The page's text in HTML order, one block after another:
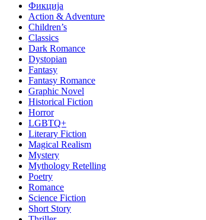
Фикција
Action & Adventure
Children’s
Classics
Dark Romance
Dystopian
Fantasy
Fantasy Romance
Graphic Novel
Historical Fiction
Horror
LGBTQ+
Literary Fiction
Magical Realism
Mystery
Mythology Retelling
Poetry
Romance
Science Fiction
Short Story